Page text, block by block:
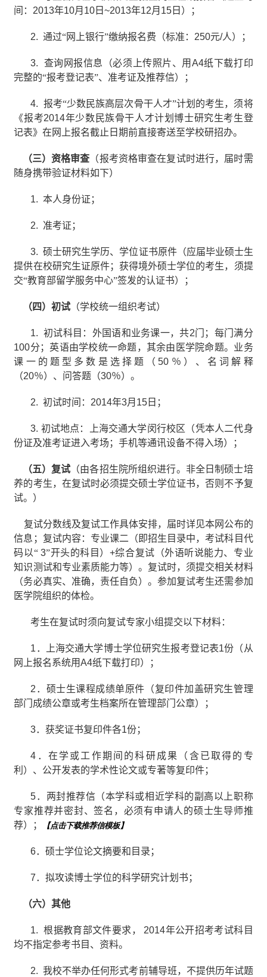
间：2013年10月 10 日~2013年12月 15 日）；
2.通过“网上银行”缴纳报名费（标准：250元/人）；
3. 查询网报信息（必须上传照片、用 A4纸下载打印
完整的“报考登记表”、准考证及推荐信）；
4. 报考“少数民族高层次骨干人才”计划的考生，须将
《报考2014年少数民族骨干人才计划博士研究生考生登
记表》在网上报名截止日期前直接寄送至学校研招办。
（三）资格审查 （报考资格审查在复试时进行，届时需
随身携带验证材料如下）
1.本人身份证；
2. 准考证；
3.硕士研究生学历、学位证书原件（应届毕业硕士生
提供在校研究生证原件；获得境外硕士学位的考生，须提
交“教育部留学服务中心”签发的认证书）；
（四）初试（学校统一组织考试）
1. 初试科目：外国语和业务课一，共2门；每门满分
100分；英语由学校统一命题，其余由医学院命题。业务
课一的题型多数是选择题（50 ％）、名词解释
（20％）、问答题（30％）。
2.初试时间：2014年3月 15 日；
3. 初试地点：上海交通大学闵行校区（凭本人二代身
份证及准考证进入考场；手机等通讯设备不得入场）；
（五）复试 （由各招生院所组织进行。非全日制硕士培
养的考生，在复试时必须提交硕士学位证书，否则不予复
试。）
复试分数线及复试工作具体安排，届时详见本网公布的
信息；复试内容：专业课二（即招生目录中，考试科目代
码以“ 3”开头的科目） +综合复试（外语听说能力、专业
知识测试和专业素质能力等）。复试时，须提交相关材料
（务必真实、准确，责任自负）。参加复试考生还需参加
医学院组织的体检。
考生在复试时须向复试专家小组提交以下材料：
1．上海交通大学博士学位研究生报考登记表1份（从
网上报名系统用A4纸下载打印）；
2 ．硕士生课程成绩单原件（复印件加盖研究生管理
部门成绩公章或考生档案所在管理部门公章）；
3．获奖证书复印件各1份；
4 ．在学或工作期间的科研成果（含已取得的专
利）、公开发表的学术性论文或专著等复印件；
5．两封推荐信（本学科或相近学科的副高以上职称
专家推荐并密封、签名，必须有申请人的硕士生导师推
荐）；
【点击下载推荐信模板】
6．硕士学位论文摘要和目录；
7．拟攻读博士学位的科学研究计划书；
（六）其他
1.根据教育部文件要求， 2014年公开招考考试科目
均不指定参考书目、资料。
2.我校不举办任何形式考前辅导班，不提供历年试题